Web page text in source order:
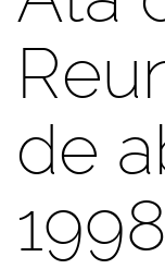
de
1998